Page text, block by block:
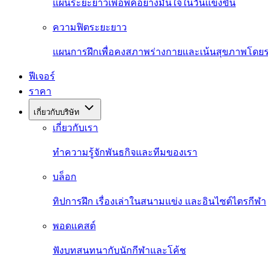
แผนระยะยาวเพื่อพีคอย่างมั่นใจในวันแข่งขัน
ความฟิตระยะยาว
แผนการฝึกเพื่อคงสภาพร่างกายและเน้นสุขภาพโดย
ฟีเจอร์
ราคา
เกี่ยวกับบริษัท
เกี่ยวกับเรา
ทำความรู้จักพันธกิจและทีมของเรา
บล็อก
ทิปการฝึก เรื่องเล่าในสนามแข่ง และอินไซต์ไตรกีฬา
พอดแคสต์
ฟังบทสนทนากับนักกีฬาและโค้ช